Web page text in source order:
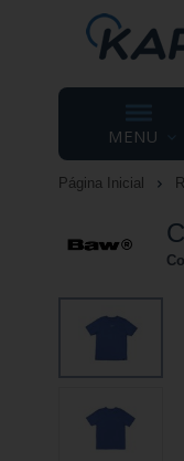
MENU
Página Inicial